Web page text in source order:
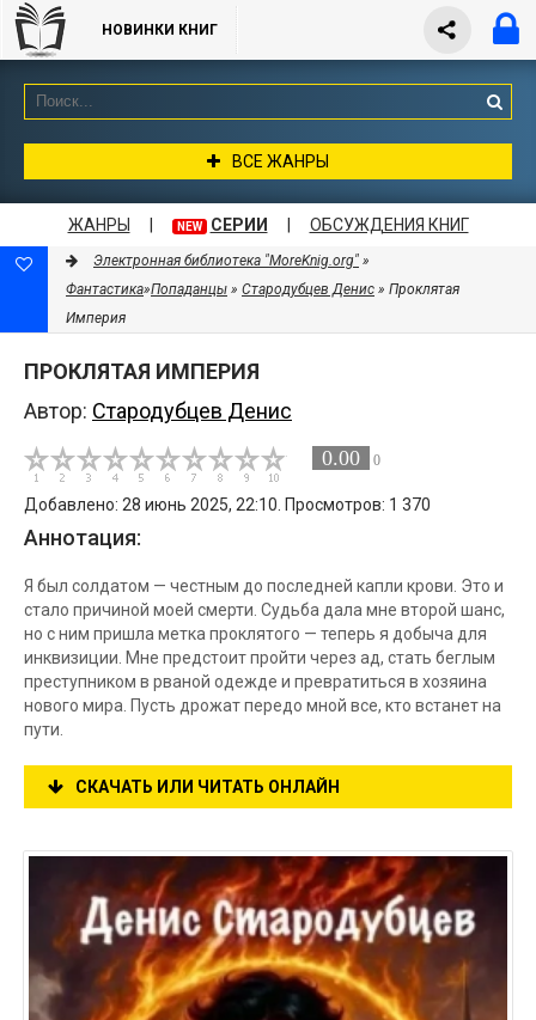
НОВИНКИ КНИГ
ВСЕ ЖАНРЫ
ЖАНРЫ NEW СЕРИИ ОБСУЖДЕНИЯ КНИГ
Электронная библиотека "MoreKnig.org" »
Фантастика»Попаданцы » Стародубцев Денис » Проклятая
Империя
ПРОКЛЯТАЯ ИМПЕРИЯ
Автор: Стародубцев Денис
0.00 0
Добавлено: 28 июнь 2025, 22:10. Просмотров: 1 370
Аннотация:
Я был солдатом — честным до последней капли крови. Это и
стало причиной моей смерти. Судьба дала мне второй шанс,
но с ним пришла метка проклятого — теперь я добыча для
инквизиции. Мне предстоит пройти через ад, стать беглым
преступником в рваной одежде и превратиться в хозяина
нового мира. Пусть дрожат передо мной все, кто встанет на
пути.
СКАЧАТЬ ИЛИ ЧИТАТЬ ОНЛАЙН